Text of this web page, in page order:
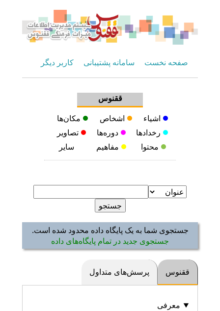
صفحه نخست سامانه پشتیبانی کاربر دیگر
ققنوس
اشیاء
اشخاص
مکان‌ها
رخدادها
دوره‌ها
تصاویر
محتوا
مفاهیم سایر
جستجوی شما به یک پایگاه داده محدود شده است.
جستجوی جدید در تمام پایگاه‌های داده
ققنوس پرسش‌های متداول
معرفی